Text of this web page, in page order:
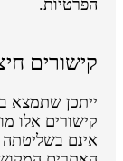
הפרטיות.
קישורים
ייתכן שתמצא
קישורים אלו
אינם בשליטתה